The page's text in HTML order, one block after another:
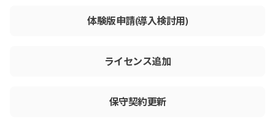
体験版申請(導⼊検討⽤)
ライセンス追加
保守契約更新